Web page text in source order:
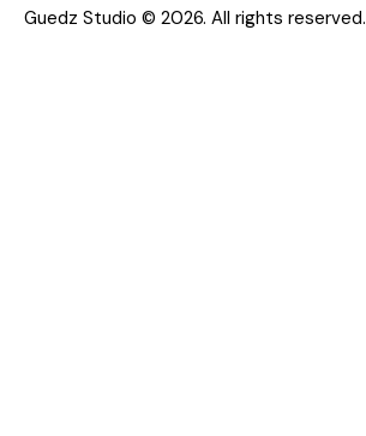
Guedz Studio © 2026. All rights reserved.